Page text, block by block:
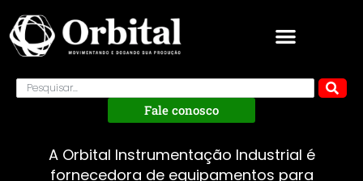
Fale conosco
A Orbital Instrumentação Industrial é
fornecedora de equipamentos para